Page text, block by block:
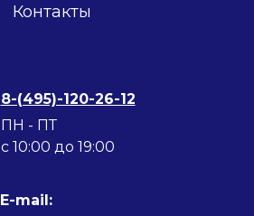
Контакты
8-(495)-120-26-12
ПН - ПТ
c 10:00 до 19:00
E-mail: